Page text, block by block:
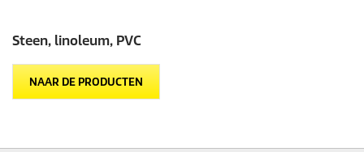
Steen, linoleum, PVC
NAAR DE PRODUCTEN